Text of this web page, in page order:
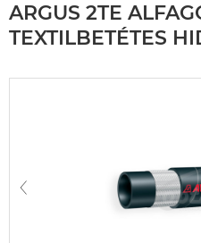
ARGUS 2TE
TEXTILBETÉTES